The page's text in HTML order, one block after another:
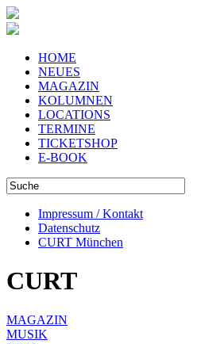
HOME
NEUES
MAGAZIN
KOLUMNEN
LOCATIONS
TERMINE
TICKETSHOP
E-BOOK
Impressum / Kontakt
Datenschutz
CURT München
CURT
MAGAZIN
MUSIK